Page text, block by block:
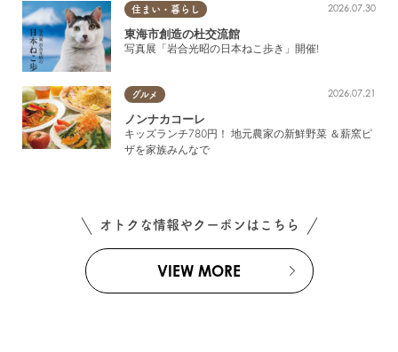
住まい・暮らし 2026.07.30
東海市創造の杜交流館
写真展「岩合光昭の日本ねこ歩き」開催!
グルメ 2026.07.21
ノンナカコーレ
キッズランチ780円！ 地元農家の新鮮野菜 ＆薪窯ピ
ザを家族みんなで
オトクな情報やクーポンはこちら
VIEW MORE